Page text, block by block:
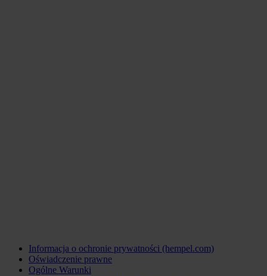
Informacja o ochronie prywatności (hempel.com)
Oświadczenie prawne
Ogólne Warunki